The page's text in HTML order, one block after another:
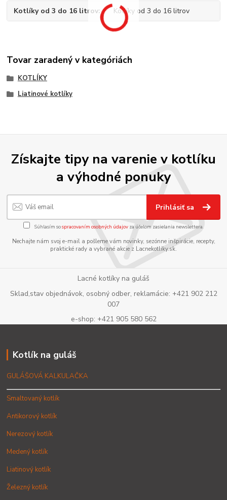
Kotlíky od 3 do 16 litrov Kotlíky od 3 do 16 litrov
Tovar zaradený v kategóriách
KOTLÍKY
Liatinové kotlíky
Získajte tipy na varenie v kotlíku
a výhodné ponuky
Prihlásiť sa
Súhlasím sospracovaním osobných údajov za účelom zasielania newslettera.
Nechajte nám svoj e-mail a pošleme vám novinky, sezónne inšpirácie, recepty,
praktické rady a vybrané akcie z Lacnekotliky.sk.
Lacné kotlíky na guláš
Sklad,stav objednávok, osobný odber, reklamácie: +421 902 212
007
e-shop: +421 905 580 562
Kotlík na guláš
GULÁŠOVÁ KALKULAČKA
Smaltovaný kotlík
Antikorový kotlík
Nerezový kotlík
Medený kotlík
Liatinový kotlík
Železný kotlík